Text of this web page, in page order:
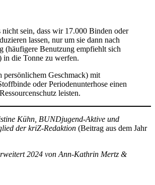
nicht sein, dass wir 17.000 Binden oder
lassen, nur um sie dann nach
(häufigere Benutzung empfiehlt sich
in die Tonne zu werfen.
persönlichem Geschmack) mit
oder Periodenunterhose einen
leisten.
Kühn, BUNDjugend-Aktive und
der kriZ-Redaktion (Beitrag aus dem Jahr
2024 von Ann-Kathrin Mertz &